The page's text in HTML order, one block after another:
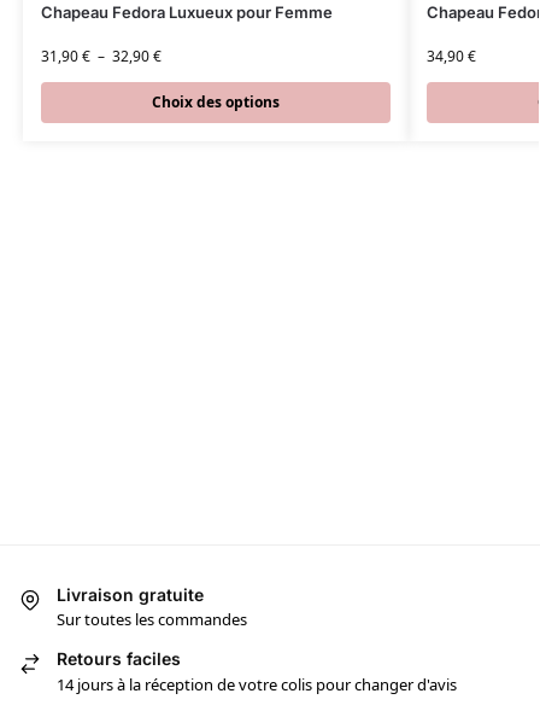
Chapeau Fedora Luxueux pour Femme
31,90€ – 32,90€
Choix des options
Chapeau
34,90€
Livraison gratuite
Sur toutes les commandes
Retours faciles
14 jours à la réception de votre colis pour changer d'avis